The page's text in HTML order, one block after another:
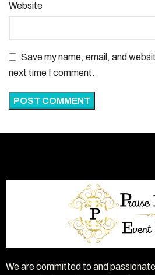
Website
Save my name, email, and
next time I comment.
We are committed to and